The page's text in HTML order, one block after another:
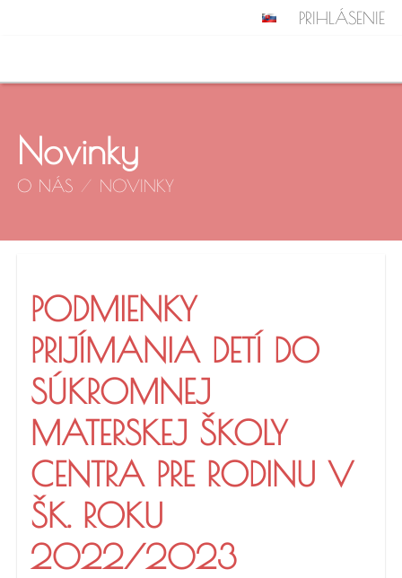
PRIHLÁSENIE
Novinky
O NÁS / NOVINKY
PODMIENKY
PRIJÍMANIA DETÍ DO
SÚKROMNEJ
MATERSKEJ ŠKOLY
CENTRA PRE RODINU V
ŠK. ROKU
2022/2023